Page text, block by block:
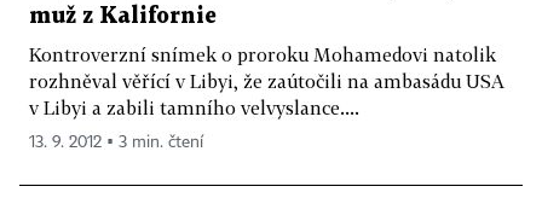
muž z Kalifornie
Kontroverzní snímek o proroku Mohamedovi natolik
rozhněval věřící v Libyi, že zaútočili na ambasádu USA
v Libyi a zabili tamního velvyslance....
13. 9. 2012 ▪ 3 min. čtení